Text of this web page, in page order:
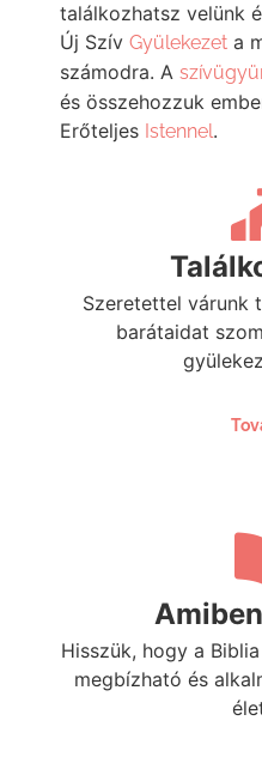
találkozhatsz velünk
Új Szív Gyülekezet a
számodra. A
és összehozzuk
Erőteljes Istennel.
Szeretettel várunk
barátaidat
Hisszük, hogy a
megbízható és